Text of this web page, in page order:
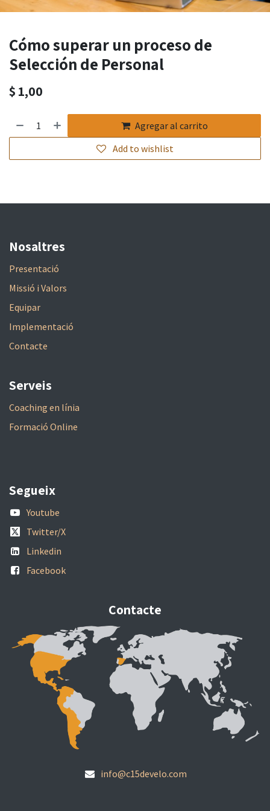
Cómo superar un proceso de
Selección de Personal
$ 1,00
Agregar al carrito
Add to wishlist
Nosaltres
Presentació
Missió i Valors
Equipar
Implementació
Contacte
Contacte
info@c15develo.com
Serveis
Coaching en línia
Formació Online
Segueix
Youtube
Twitter/X
Linkedin
Facebook